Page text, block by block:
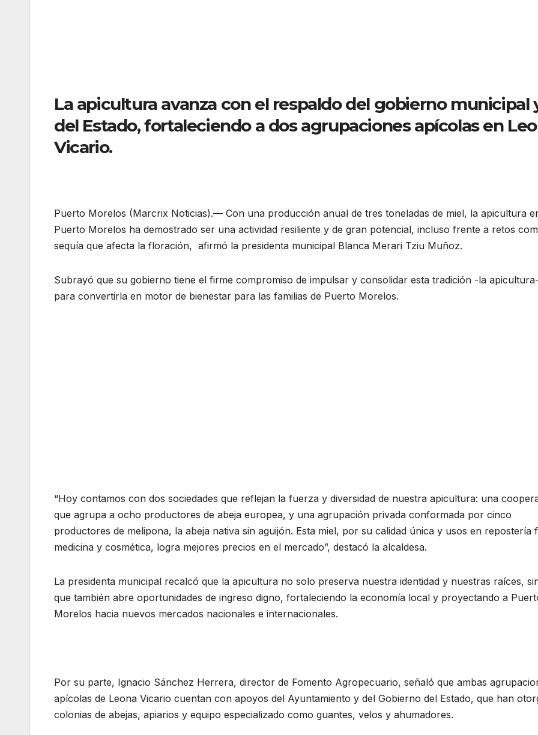
La apicultura avanza con el respaldo del gobierno municipal
del Estado, fortaleciendo a dos agrupaciones apícolas en
Vicario.
Puerto Morelos (Marcrix Noticias).— Con una producción anual de tres toneladas de miel, la apicultura
Puerto Morelos ha demostrado ser una actividad resiliente y de gran potencial, incluso frente a retos
sequía que afecta la floración, afirmó la presidenta municipal Blanca Merari Tziu Muñoz.
Subrayó que su gobierno tiene el firme compromiso de impulsar y consolidar esta tradición -la apicultura-
para convertirla en motor de bienestar para las familias de Puerto Morelos.
“Hoy contamos con dos sociedades que reflejan la fuerza y diversidad de nuestra apicultura: una
que agrupa a ocho productores de abeja europea, y una agrupación privada conformada por cinco
productores de melipona, la abeja nativa sin aguijón. Esta miel, por su calidad única y usos en repostería
medicina y cosmética, logra mejores precios en el mercado”, destacó la alcaldesa.
La presidenta municipal recalcó que la apicultura no solo preserva nuestra identidad y nuestras raíces,
que también abre oportunidades de ingreso digno, fortaleciendo la economía local y proyectando a
Morelos hacia nuevos mercados nacionales e internacionales.
Por su parte, Ignacio Sánchez Herrera, director de Fomento Agropecuario, señaló que ambas
apícolas de Leona Vicario cuentan con apoyos del Ayuntamiento y del Gobierno del Estado, que han
colonias de abejas, apiarios y equipo especializado como guantes, velos y ahumadores.